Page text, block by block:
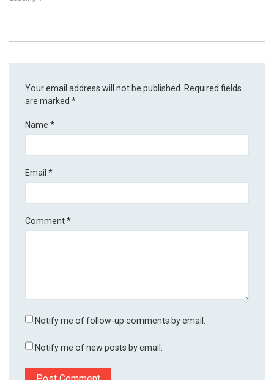
Your email address will not be published.
Required fields
are marked*
Name*
Email*
Comment*
Notify me of follow-up comments by email.
Notify me of new posts by email.